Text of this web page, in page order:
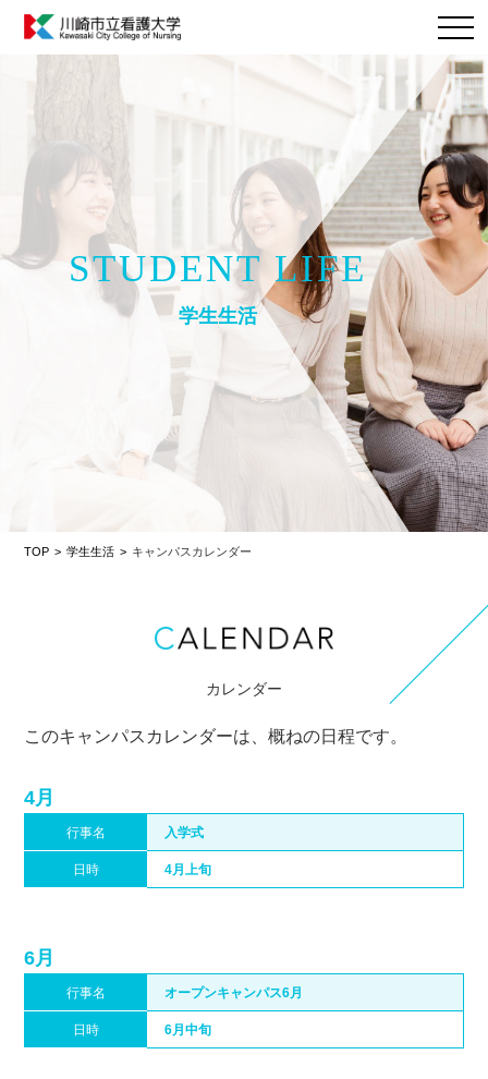
STUDENT LIFE
学生生活
TOP 学生生活 キャンパスカレンダー
カレンダー
このキャンパスカレンダーは、概ねの日程です。
4月
行事名 入学式
日時 4月上旬
6月
行事名 オープンキャンパス6月
日時 6月中旬